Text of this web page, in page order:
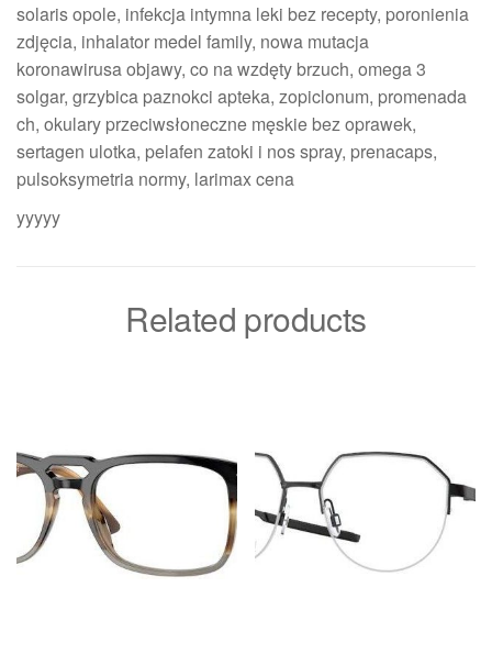
solaris opole, infekcja intymna leki bez recepty, poronienia
zdjęcia, inhalator medel family, nowa mutacja
koronawirusa objawy, co na wzdęty brzuch, omega 3
solgar, grzybica paznokci apteka, zopiclonum, promenada
ch, okulary przeciwsłoneczne męskie bez oprawek,
sertagen ulotka, pelafen zatoki i nos spray, prenacaps,
pulsoksymetria normy, larimax cena
yyyyy
Related products